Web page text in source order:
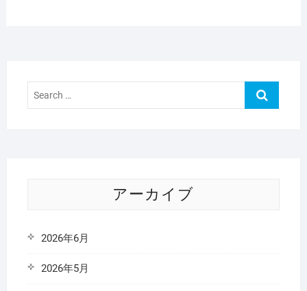
ン
Search
アーカイブ
2026年6月
2026年5月